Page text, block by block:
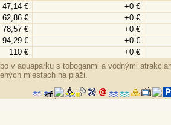
47,14 €
+0 €
62,86 €
+0 €
78,57 €
+0 €
94,29 €
+0 €
110 €
+0 €
v aquaparku s toboganmi a vodnými
miestach na pláži.